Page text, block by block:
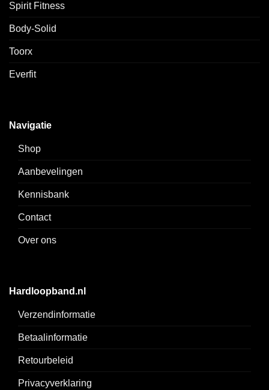
Spirit Fitness
Body-Solid
Toorx
Everfit
Navigatie
Shop
Aanbevelingen
Kennisbank
Contact
Over ons
Hardloopband.nl
Verzendinformatie
Betaalinformatie
Retourbeleid
Privacyverklaring